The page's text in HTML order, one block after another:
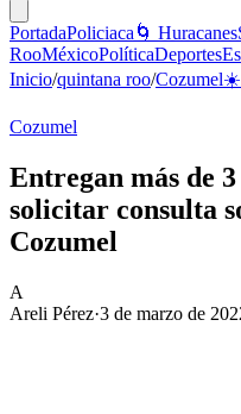
PortadaPoliciaca 🌀 Huracanes
RooMéxicoPolíticaDeportes
Inicio/quintana roo/Cozumel☀️
Cozumel
Entregan más de
solicitar consulta
Cozumel
A
Areli Pérez·3 de marzo de